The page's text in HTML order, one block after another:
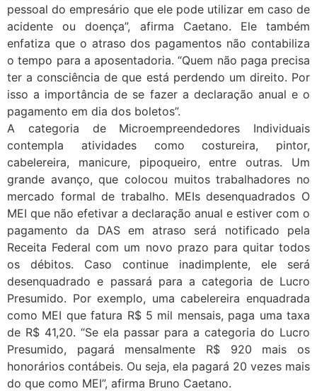
pessoal do empresário que ele pode utilizar em caso de
acidente ou doença”, afirma Caetano. Ele também
enfatiza que o atraso dos pagamentos não contabiliza
o tempo para a aposentadoria. “Quem não paga precisa
ter a consciência de que está perdendo um direito. Por
isso a importância de se fazer a declaração anual e o
pagamento em dia dos boletos”.
A categoria de Microempreendedores Individuais
contempla atividades como costureira, pintor,
cabelereira, manicure, pipoqueiro, entre outras. Um
grande avanço, que colocou muitos trabalhadores no
mercado formal de trabalho. MEIs desenquadrados O
MEI que não efetivar a declaração anual e estiver com o
pagamento da DAS em atraso será notificado pela
Receita Federal com um novo prazo para quitar todos
os débitos. Caso continue inadimplente, ele será
desenquadrado e passará para a categoria de Lucro
Presumido. Por exemplo, uma cabelereira enquadrada
como MEI que fatura R$ 5 mil mensais, paga uma taxa
de R$ 41,20. “Se ela passar para a categoria do Lucro
Presumido, pagará mensalmente R$ 920 mais os
honorários contábeis. Ou seja, ela pagará 20 vezes mais
do que como MEI”, afirma Bruno Caetano.